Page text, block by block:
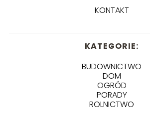
KONTAKT
KATEGORIE:
BUDOWNICTWO
DOM
OGRÓD
PORADY
ROLNICTWO